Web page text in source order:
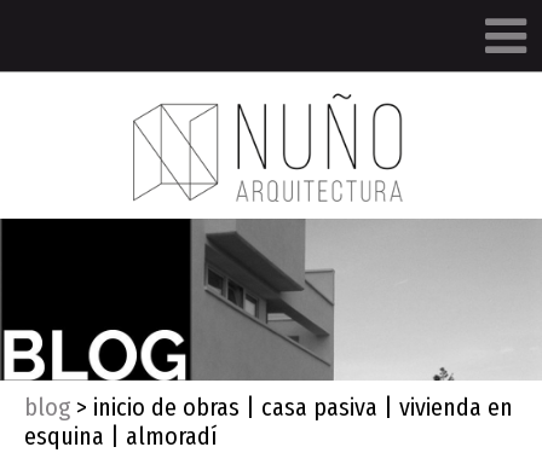
blog > inicio de obras | casa pasiva | vivienda en
esquina | almoradí